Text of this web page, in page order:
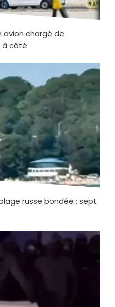
avion chargé de
à côté
russe bondée : sept